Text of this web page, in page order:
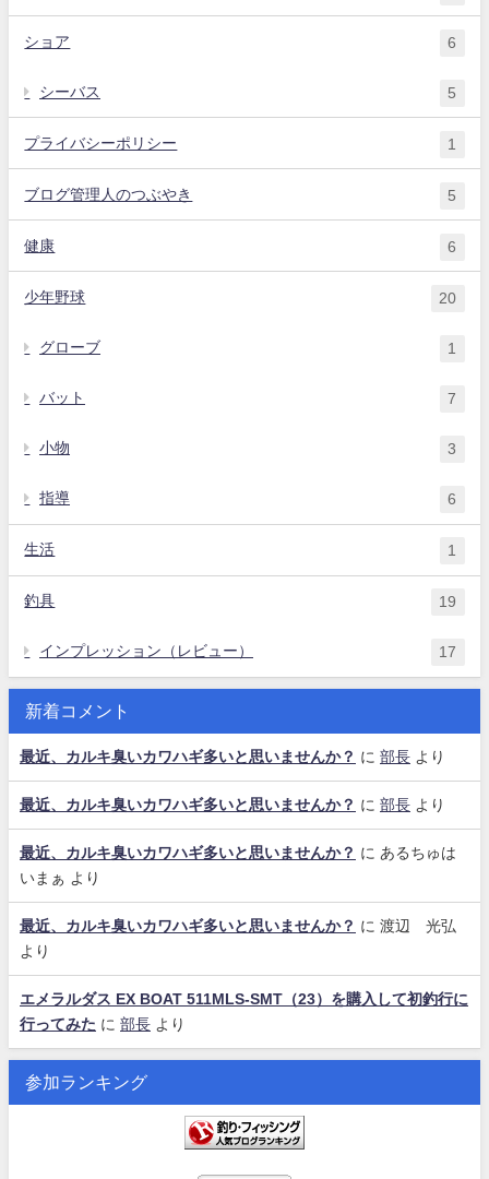
ショア 6
シーバス 5
プライバシーポリシー 1
ブログ管理人のつぶやき 5
健康 6
少年野球 20
グローブ 1
バット 7
小物 3
指導 6
生活 1
釣具 19
インプレッション（レビュー） 17
新着コメント
最近、カルキ臭いカワハギ多いと思いませんか？ に 部長 より
最近、カルキ臭いカワハギ多いと思いませんか？ に 部長 より
最近、カルキ臭いカワハギ多いと思いませんか？ に あるちゅは
いまぁ
より
最近、カルキ臭いカワハギ多いと思いませんか？ に 渡辺 光弘
より
エメラルダス EX BOAT 511MLS-SMT（23）を購入して初釣行に
行ってみた に 部長 より
参加ランキング